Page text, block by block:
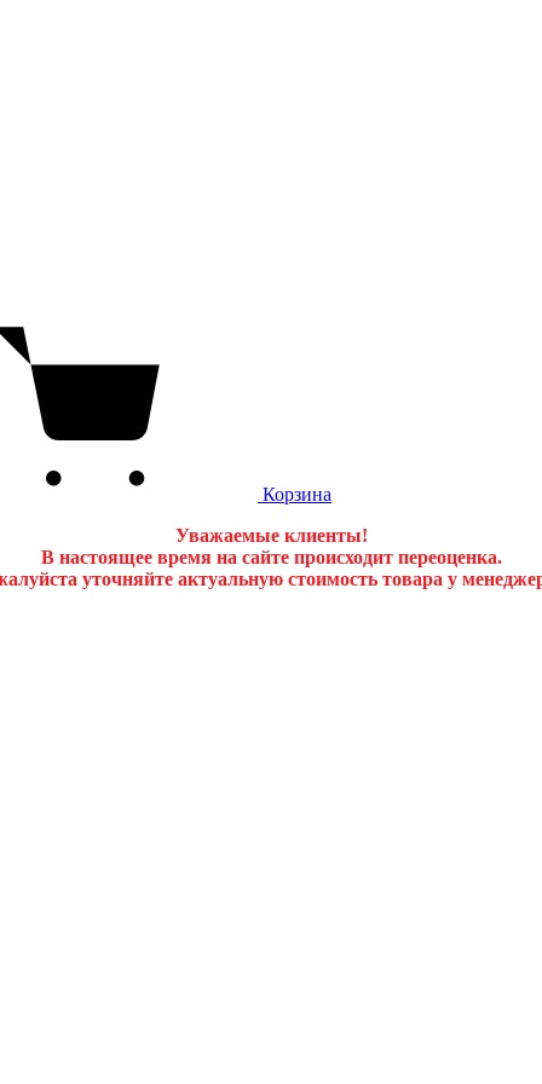
Корзина
Уважаемые клиенты!
В настоящее время на сайте происходит переоценка.
уточняйте актуальную стоимость товара у